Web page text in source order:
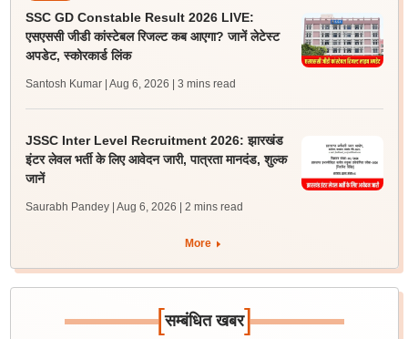
SSC GD Constable Result 2026 LIVE:
एसएससी जीडी कांस्टेबल रिजल्ट कब आएगा? जानें लेटेस्ट
अपडेट, स्कोरकार्ड लिंक
Santosh Kumar | Aug 6, 2026 | 3 mins read
JSSC Inter Level Recruitment 2026: झारखंड
इंटर लेवल भर्ती के लिए आवेदन जारी, पात्रता मानदंड, शुल्क
जानें
Saurabh Pandey | Aug 6, 2026 | 2 mins read
More
[सम्बंधित खबर]